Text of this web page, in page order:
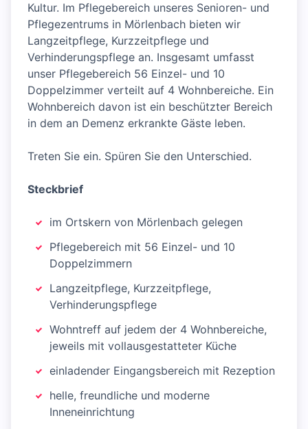
Kultur. Im Pflegebereich unseres Senioren- und
Pflegezentrums in Mörlenbach bieten wir
Langzeitpflege, Kurzzeitpflege und
Verhinderungspflege an. Insgesamt umfasst
unser Pflegebereich 56 Einzel- und 10
Doppelzimmer verteilt auf 4 Wohnbereiche. Ein
Wohnbereich davon ist ein beschützter Bereich
in dem an Demenz erkrankte Gäste leben.
Treten Sie ein. Spüren Sie den Unterschied.
Steckbrief
im Ortskern von Mörlenbach gelegen
Pflegebereich mit 56 Einzel- und 10
Doppelzimmern
Langzeitpflege, Kurzzeitpflege,
Verhinderungspflege
Wohntreff auf jedem der 4 Wohnbereiche,
jeweils mit vollausgestatteter Küche
einladender Eingangsbereich mit Rezeption
helle, freundliche und moderne
Inneneinrichtung